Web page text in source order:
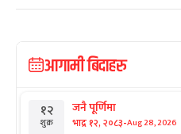
आगामी बिदाहरु
१२
शुक्र
जनै पूर्णिमा
भाद्र १२, २०८३-Aug 28, 2026